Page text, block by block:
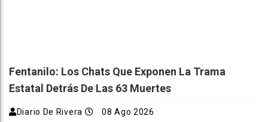
Fentanilo: Los Chats Que Exponen La Trama
Estatal Detrás De Las 63 Muertes
Diario De Rivera 08 Ago 2026